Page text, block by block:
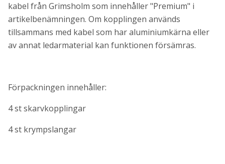
kabel från Grimsholm som innehåller "Premium" i
artikelbenämningen. Om kopplingen används
tillsammans med kabel som har aluminiumkärna eller
av annat ledarmaterial kan funktionen försämras.
Förpackningen innehåller:
4 st skarvkopplingar
4 st krympslangar